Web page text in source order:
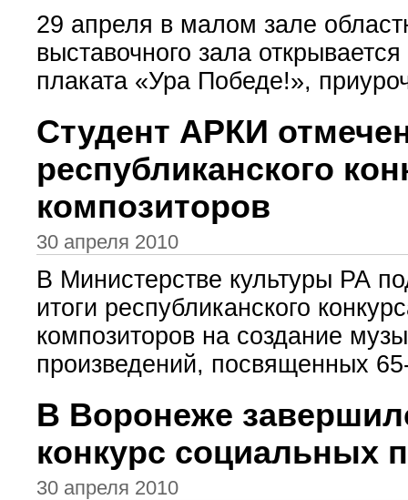
29 апреля в малом зале
выставочного зала
плаката «Ура Победе!»,
Студент АРКИ
республиканского
композиторов
30 апреля 2010
В Министерстве культуры РА
итоги республиканского
композиторов на создание
произведений, посвященных
В Воронеже
конкурс социальных
30 апреля 2010